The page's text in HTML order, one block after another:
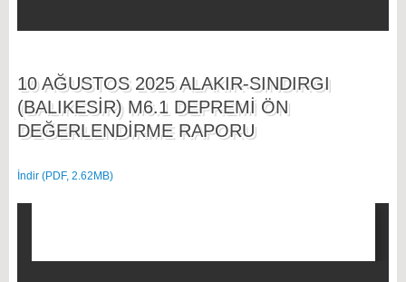
10 AĞUSTOS 2025 ALAKIR-SINDIRGI
(BALIKESİR) M6.1 DEPREMİ ÖN
DEĞERLENDİRME RAPORU
İndir (PDF, 2.62MB)